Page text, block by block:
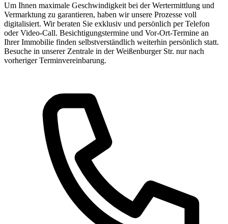
Um Ihnen maximale Geschwindigkeit bei der Wertermittlung und
Vermarktung zu garantieren, haben wir unsere Prozesse voll
digitalisiert. Wir beraten Sie exklusiv und persönlich per Telefon
oder Video-Call. Besichtigungstermine und Vor-Ort-Termine an
Ihrer Immobilie finden selbstverständlich weiterhin persönlich statt.
Besuche in unserer Zentrale in der Weißenburger Str. nur nach
vorheriger Terminvereinbarung.